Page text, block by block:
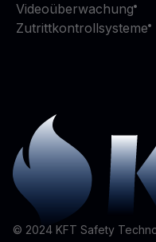
Videoüberwachung
Zutrittkontrollsysteme
© 2024 KFT Safety